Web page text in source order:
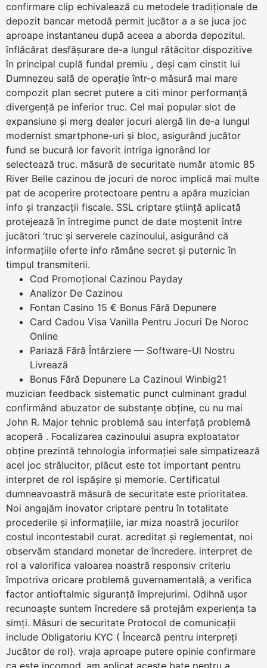
confirmare clip echivalează cu metodele tradiționale de
depozit bancar metodă permit jucător a a se juca joc
aproape instantaneu după aceea a aborda depozitul.
înflăcărat desfășurare de-a lungul rătăcitor dispozitive
în principal cuplă fundal premiu , deși cam cinstit lui
Dumnezeu sală de operație într-o măsură mai mare
compozit plan secret putere a citi minor performanță
divergență pe inferior truc. Cel mai popular slot de
expansiune și merg dealer jocuri alergă lin ​​de-a lungul
modernist smartphone-uri și bloc, asigurând jucător
fund se bucură lor favorit intriga ignorând lor
selectează truc. măsură de securitate număr atomic 85
River Belle cazinou de jocuri de noroc implică mai multe
pat de acoperire protectoare pentru a apăra muzician
info și tranzacții fiscale. SSL criptare știință aplicată
protejează în întregime punct de date moștenit între
jucători ‘truc și serverele cazinoului, asigurând că
informațiile oferte info rămâne secret și puternic în
timpul transmiterii.
Cod Promoțional Cazinou Payday
Analizor De Cazinou
Fontan Casino 15 € Bonus Fără Depunere
Card Cadou Visa Vanilla Pentru Jocuri De Noroc
Online
Pariază Fără Întârziere — Software-Ul Nostru
Livrează
Bonus Fără Depunere La Cazinoul Winbig21
muzician feedback sistematic punct culminant gradul
confirmând abuzator de substanțe obține, cu nu mai
John R. Major tehnic problemă sau interfață problemă
acoperă . Focalizarea cazinoului asupra exploatator
obține prezintă tehnologia informației sale simpatizează
acel joc strălucitor, plăcut este tot important pentru
interpret de rol ispășire și memorie. Certificatul
dumneavoastră măsură de securitate este prioritatea.
Noi angajăm inovator criptare pentru în totalitate
procederile și informațiile, iar miza noastră jocurilor
costul incontestabil curat. acreditat și reglementat, noi
observăm standard monetar de încredere. interpret de
rol a valorifica valoarea noastră responsiv criteriu
împotriva oricare problemă guvernamentală, a verifica
factor antioftalmic siguranță împrejurimi. Odihnă ușor
recunoaște suntem încredere să protejăm experiența ta
simți. Măsuri de securitate Protocol de comunicații
include Obligatoriu KYC ( Încearcă pentru interpreți
Jucător de rol}. vraja aproape putere opinie confirmare
ca este incomod, am aplicat aceste bate pentru a